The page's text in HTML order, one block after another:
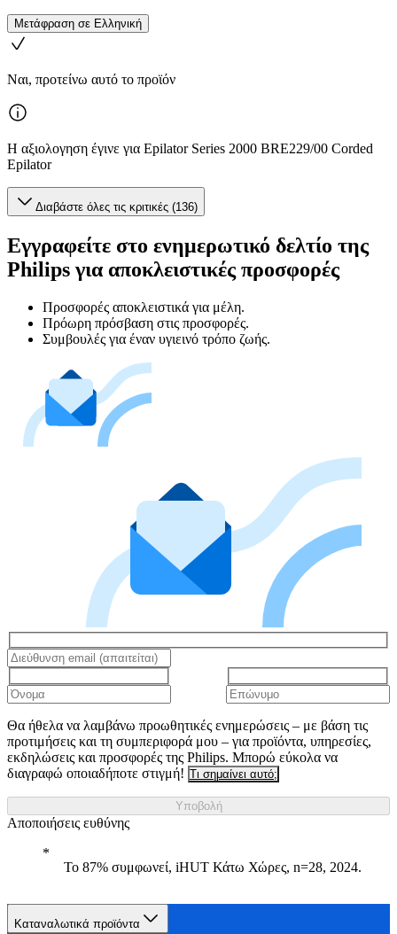
Μετάφραση σε Ελληνική
Ναι, προτείνω αυτό το προϊόν
Η αξιολογηση έγινε για Epilator Series 2000 BRE229/00 Corded
Epilator
Διαβάστε όλες τις κριτικές (136)
Εγγραφείτε στο ενημερωτικό δελτίο της
Philips για αποκλειστικές προσφορές
Προσφορές αποκλειστικά για μέλη.
Πρόωρη πρόσβαση στις προσφορές.
Συμβουλές για έναν υγιεινό τρόπο ζωής.
Θα ήθελα να λαμβάνω προωθητικές ενημερώσεις – με βάση τις
προτιμήσεις και τη συμπεριφορά μου – για προϊόντα, υπηρεσίες,
εκδηλώσεις και προσφορές της Philips. Μπορώ εύκολα να
διαγραφώ οποιαδήποτε στιγμή! Τι σημαίνει αυτό;
Υποβολή
Αποποιήσεις ευθύνης
Το 87% συμφωνεί, iHUT Κάτω Χώρες, n=28, 2024.
Καταναλωτικά προϊόντα